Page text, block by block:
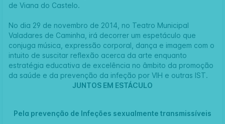
de Viana do Castelo.
No dia 29 de novembro de 2014, no Teatro Municipal
Valadares de Caminha, irá decorrer um espetáculo que
conjuga música, expressão corporal, dança e imagem com o
intuito de suscitar reflexão acerca da arte enquanto
estratégia educativa de excelência no âmbito da promoção
da saúde e da prevenção da infeção por VIH e outras IST.
JUNTOS EM ESTÁCULO
Pela prevenção de Infeções sexualmente transmissíveis